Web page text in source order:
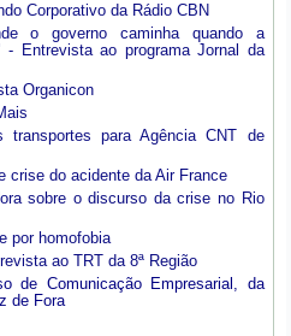
Corporativo da Rádio CBN
o governo caminha quando a
- Entrevista ao programa Jornal da
Organicon
transportes para Agência CNT de
crise do acidente da Air France
sobre o discurso da crise no Rio
por homofobia
ao TRT da 8ª Região
de Comunicação Empresarial, da
de Fora